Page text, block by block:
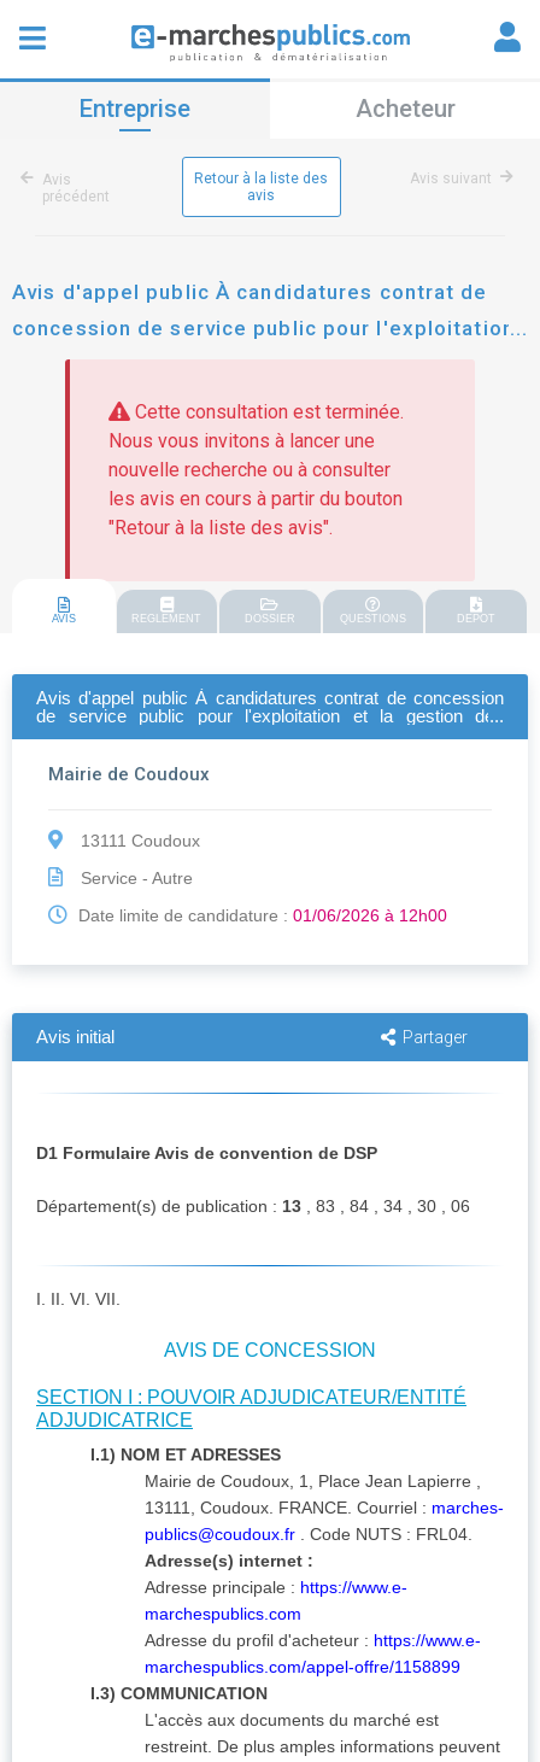
Entreprise Acheteur
Avis
précédent
Retour à la liste des
avis
Avis suivant
Avis d'appel public À candidatures contrat de
concession de service public pour l'exploitation
et la gestion des crèches de coudoux
Cette consultation est terminée.
Nous vous invitons à lancer une
nouvelle recherche ou à consulter
les avis en cours à partir du bouton
"Retour à la liste des avis".
AVIS REGLEMENT DOSSIER QUESTIONS DEPOT
Avis d'appel public À candidatures contrat de concession
de service public pour l'exploitation et la gestion des
Mairie de Coudoux
13111 Coudoux
Service - Autre
Date limite de candidature : 01/06/2026 à 12h00
Avis initial Partager
D1 Formulaire Avis de convention de DSP
Département(s) de publication : 13 , 83 , 84 , 34 , 30 , 06
I. II. VI. VII.
AVIS DE CONCESSION
SECTION I : POUVOIR ADJUDICATEUR/ENTITÉ
ADJUDICATRICE
I.1) NOM ET ADRESSES
Mairie de Coudoux, 1, Place Jean Lapierre ,
13111, Coudoux. FRANCE. Courriel : marches-
publics@coudoux.fr . Code NUTS : FRL04.
Adresse(s) internet :
Adresse principale : https://www.e-
marchespublics.com
Adresse du profil d'acheteur : https://www.e-
marchespublics.com/appel-offre/1158899
I.3) COMMUNICATION
L'accès aux documents du marché est
restreint. De plus amples informations peuvent